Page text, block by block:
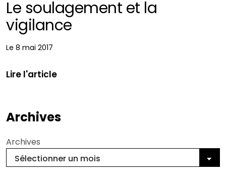
Le soulagement et la
vigilance
Le 8 mai 2017
Lire l'article
Archives
Archives